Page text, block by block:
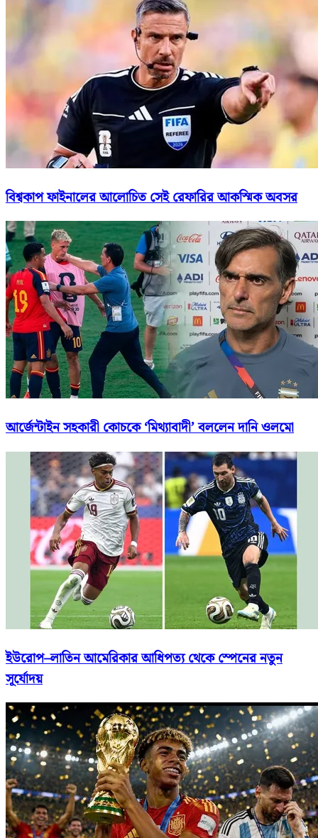
বিশ্বকাপ ফাইনালের আলোচিত সেই রেফারির আকস্মিক অবসর
আর্জেন্টাইন সহকারী কোচকে ‘মিথ্যাবাদী’ বললেন দানি ওলমো
ইউরোপ–লাতিন আমেরিকার আধিপত্য থেকে স্পেনের নতুন
সূর্যোদয়